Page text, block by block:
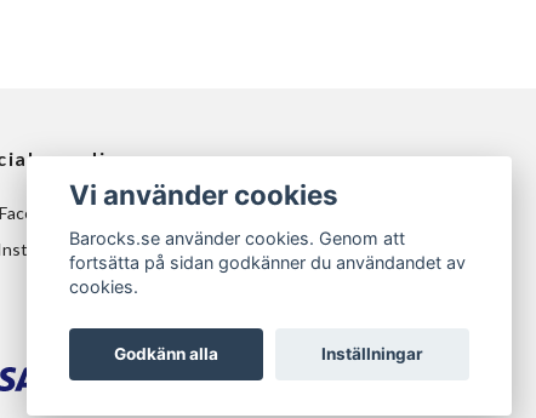
medier
Facebook
Vi använder cookies
Barocks.se använder cookies. Genom att
fortsätta på sidan godkänner du användandet av
cookies.
Godkänn alla Inställningar